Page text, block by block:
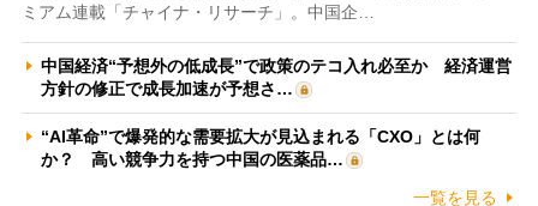
ミアム連載「チャイナ・リサーチ」。中国企…
中国経済“予想外の低成長”で政策のテコ入れ必至か 経済運営
方針の修正で成長加速が予想さ…
“AI革命”で爆発的な需要拡大が見込まれる「CXO」とは何
か？ 高い競争力を持つ中国の医薬品…
一覧を見る